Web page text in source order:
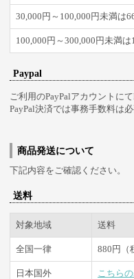
30,000円～100,000円未満は
100,000円～300,000円未満は
Paypal
ご利用のPayPalアカウントに
PayPal決済では事務手数料は必
商品発送について
下記内容をご確認ください。
送料
対象地域 送料
全国一律 880円（
日本国外 こちら